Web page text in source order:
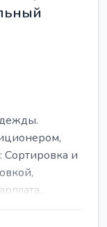
Сортировка и